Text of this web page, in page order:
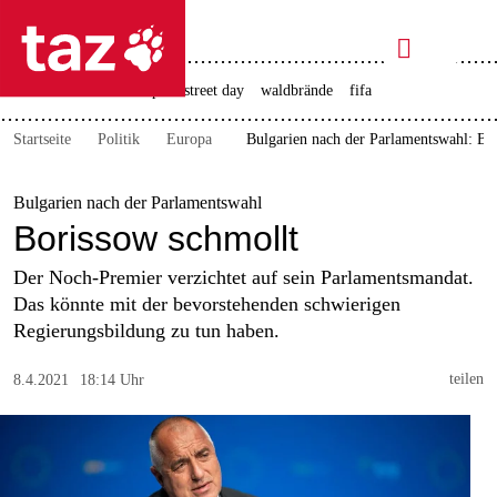
 taz zahl ich
taz zahl ich
themen
politik
öko

taz zahl ich
christopher street day waldbrände fifa
Startseite Politik Europa Bulgarien nach der Parlamentswahl:
Bulgarien nach der Parlamentswahl
Borissow schmollt
Der Noch-Premier verzichtet auf sein Parlamentsmandat.
Das könnte mit der bevorstehenden schwierigen
Regierungsbildung zu tun haben.
8.4.2021 18:14 Uhr teilen